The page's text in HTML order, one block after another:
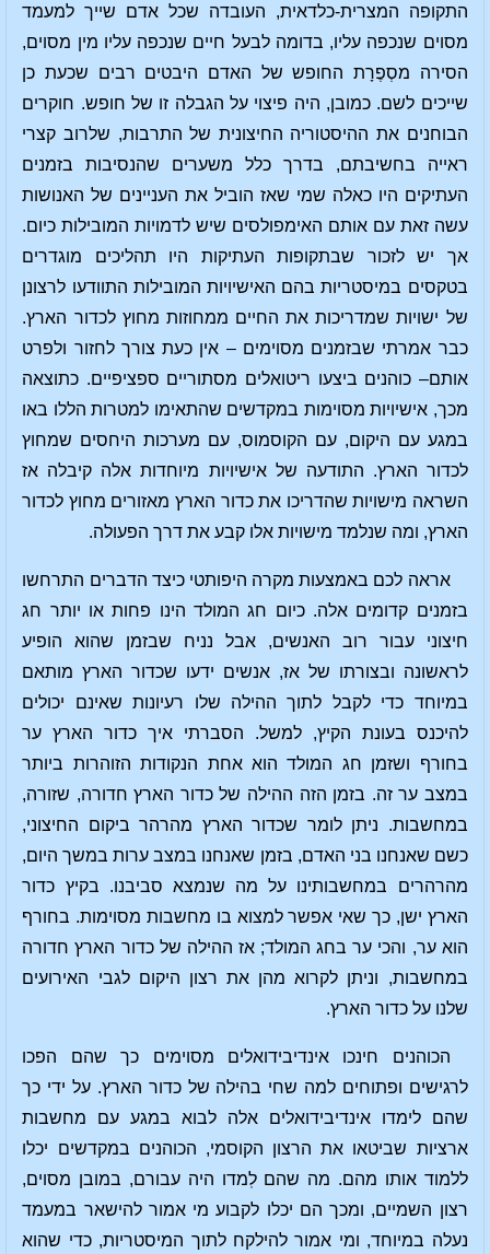
התקופה המצרית-כלדאית, העובדה שכל אדם שייך למעמד
מסוים שנכפה עליו, בדומה לבעל חיים שנכפה עליו מין מסוים,
הסירה מסְפֶרָת החופש של האדם היבטים רבים שכעת כן
שייכים לשם. כמובן, היה פיצוי על הגבלה זו של חופש. חוקרים
הבוחנים את ההיסטוריה החיצונית של התרבות, שלרוב קצרי
ראייה בחשיבתם, בדרך כלל משערים שהנסיבות בזמנים
העתיקים היו כאלה שמי שאז הוביל את העניינים של האנושות
עשה זאת עם אותם האימפולסים שיש לדמויות המובילות כיום.
אך יש לזכור שבתקופות העתיקות היו תהליכים מוגדרים
בטקסים במיסטריות בהם האישיויות המובילות התוודעו לרצונן
של ישויות שמדריכות את החיים ממחוזות מחוץ לכדור הארץ.
כבר אמרתי שבזמנים מסוימים – אין כעת צורך לחזור ולפרט
אותם– כוהנים ביצעו ריטואלים מסתוריים ספציפיים. כתוצאה
מכך, אישיויות מסוימות במקדשים שהתאימו למטרות הללו באו
במגע עם היקום, עם הקוסמוס, עם מערכות היחסים שמחוץ
לכדור הארץ. התודעה של אישיויות מיוחדות אלה קיבלה אז
השראה מישויות שהדריכו את כדור הארץ מאזורים מחוץ לכדור
הארץ, ומה שנלמד מישויות אלו קבע את דרך הפעולה.
אראה לכם באמצעות מקרה היפותטי כיצד הדברים התרחשו
בזמנים קדומים אלה. כיום חג המולד הינו פחות או יותר חג
חיצוני עבור רוב האנשים, אבל נניח שבזמן שהוא הופיע
לראשונה ובצורתו של אז, אנשים ידעו שכדור הארץ מותאם
במיוחד כדי לקבל לתוך ההילה שלו רעיונות שאינם יכולים
להיכנס בעונת הקיץ, למשל. הסברתי איך כדור הארץ ער
בחורף ושזמן חג המולד הוא אחת הנקודות הזוהרות ביותר
במצב ער זה. בזמן הזה ההילה של כדור הארץ חדורה, שזורה,
במחשבות. ניתן לומר שכדור הארץ מהרהר ביקום החיצוני,
כשם שאנחנו בני האדם, בזמן שאנחנו במצב ערות במשך היום,
מהרהרים במחשבותינו על מה שנמצא סביבנו. בקיץ כדור
הארץ ישן, כך שאי אפשר למצוא בו מחשבות מסוימות. בחורף
הוא ער, והכי ער בחג המולד; אז ההילה של כדור הארץ חדורה
במחשבות, וניתן לקרוא מהן את רצון היקום לגבי האירועים
שלנו על כדור הארץ.
הכוהנים חינכו אינדיבידואלים מסוימים כך שהם הפכו
לרגישים ופתוחים למה שחי בהילה של כדור הארץ. על ידי כך
שהם לימדו אינדיבידואלים אלה לבוא במגע עם מחשבות
ארציות שביטאו את הרצון הקוסמי, הכוהנים במקדשים יכלו
ללמוד אותו מהם. מה שהם לֽמדו היה עבורם, במובן מסוים,
רצון השמיים, ומכך הם יכלו לקבוע מי אמור להישאר במעמד
נעלה במיוחד, ומי אמור להילקח לתוך המיסטריות, כדי שהוא